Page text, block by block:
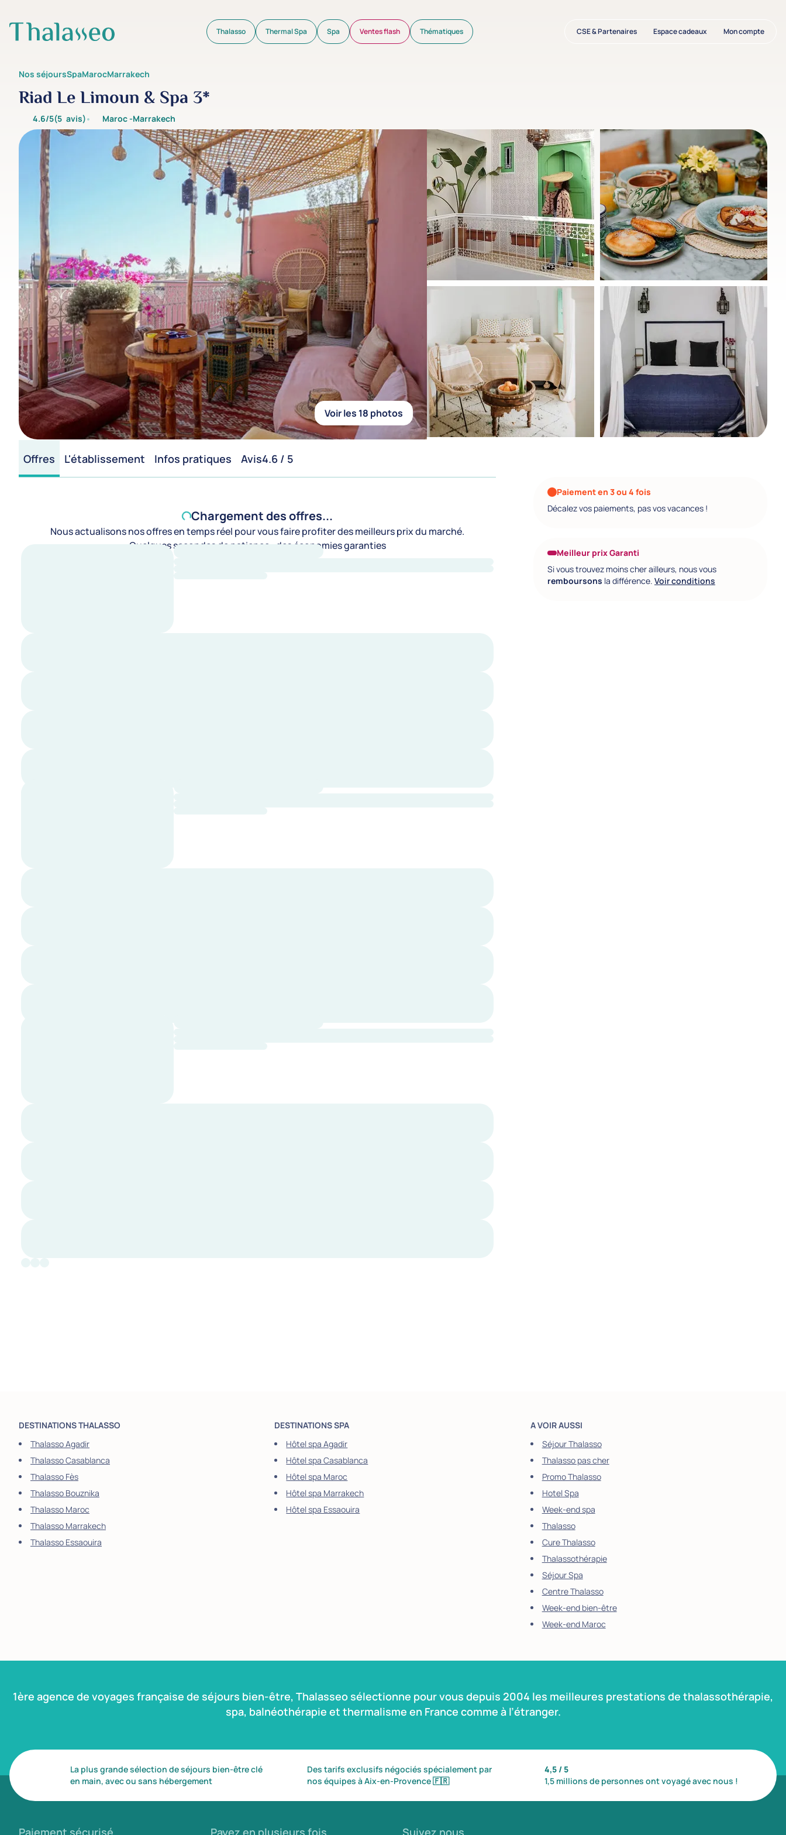
Aller au contenu principal Thalasso Thermal Spa Spa Ventes flash Thématiques CSE & Partenaires Espace cadeaux Mon compte
Nos séjours Spa Maroc Marrakech
Riad Le Limoun & Spa 3*
4.6/5(5 avis) Maroc -Marrakech
Voir les 18 photos
Offres L'établissement Infos pratiques Avis4.6 / 5
Chargement des offres...
Nous actualisons nos offres en temps réel pour vous faire profiter des meilleurs prix du marché.
Quelques secondes de patience : des économies garanties
Paiement en 3 ou 4 fois
Décalez vos paiements, pas vos vacances !
Meilleur prix Garanti
Si vous trouvez moins cher ailleurs, nous vous
remboursons la différence. Voir conditions
DESTINATIONS THALASSO
Thalasso Agadir
Thalasso Casablanca
Thalasso Fès
Thalasso Bouznika
Thalasso Maroc
Thalasso Marrakech
Thalasso Essaouira
DESTINATIONS SPA
Hôtel spa Agadir
Hôtel spa Casablanca
Hôtel spa Maroc
Hôtel spa Marrakech
Hôtel spa Essaouira
A VOIR AUSSI
Séjour Thalasso
Thalasso pas cher
Promo Thalasso
Hotel Spa
Week-end spa
Thalasso
Cure Thalasso
Thalassothérapie
Séjour Spa
Centre Thalasso
Week-end bien-être
Week-end Maroc
1ère agence de voyages française de séjours bien-être, Thalasseo sélectionne pour vous depuis 2004 les meilleures prestations de thalassothérapie,
spa, balnéothérapie et thermalisme en France comme à l’étranger.
La plus grande sélection de séjours bien-être clé
en main, avec ou sans hébergement
Des tarifs exclusifs négociés spécialement par
nos équipes à Aix-en-Provence🇫🇷
4,5 / 5
1,5 millions de personnes ont voyagé avec nous !
Paiement sécurisé Payez en plusieurs fois Suivez nous